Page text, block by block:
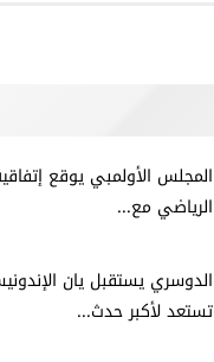
المجلس الأولمبي يوقع
الرياضي مع...
الدوسري يستقبل يان
تستعد لأكبر حدث...